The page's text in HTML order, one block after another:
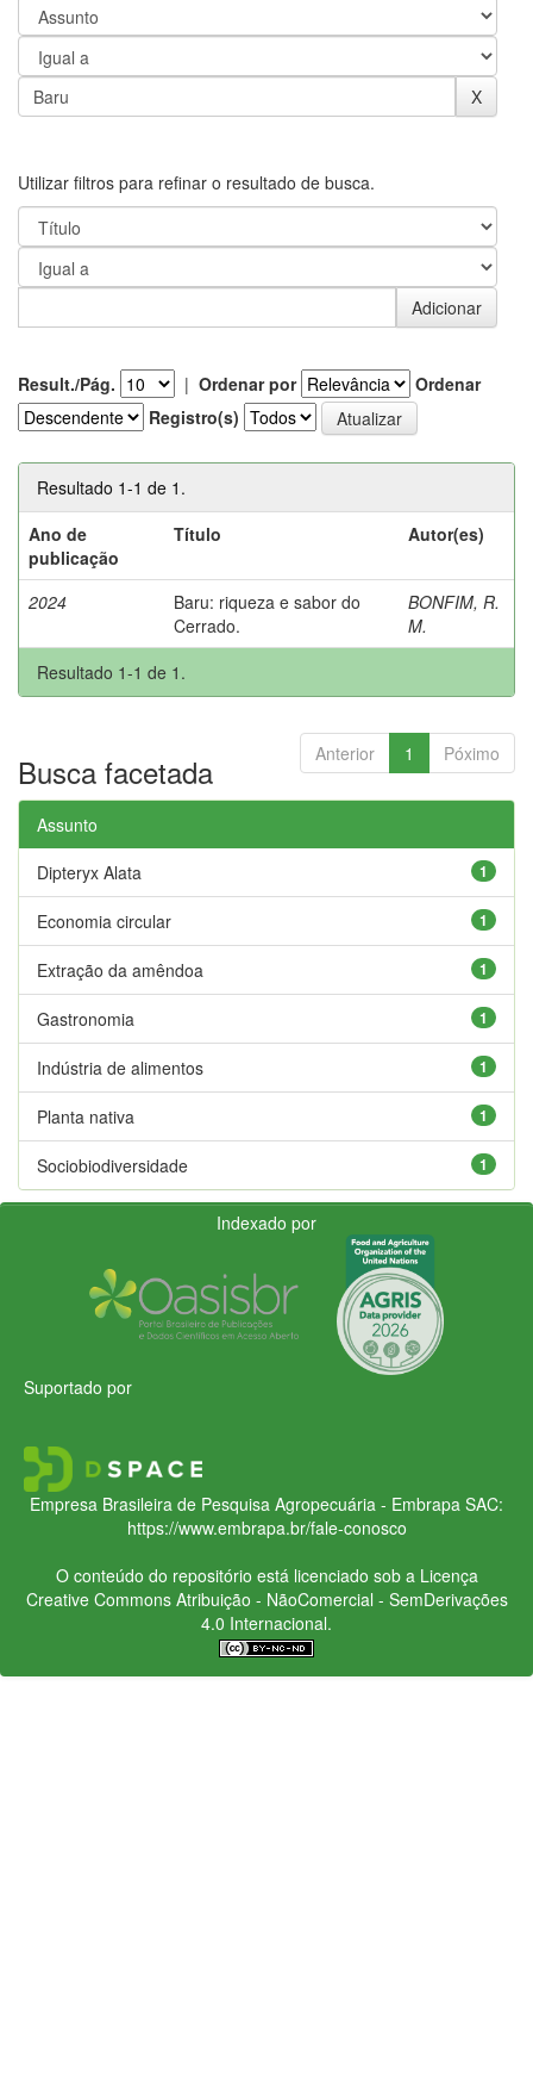
Utilizar filtros para refinar o resultado de busca.
Result./Pág. | Ordenar por
Ordenar
Registro(s)
Resultado 1-1 de 1.
Ano de
publicação
Título Autor(es)
2024
Baru: riqueza e sabor do
Cerrado.
BONFIM, R.
M.
Resultado 1-1 de 1.
Anterior 1 Póximo
Busca facetada
Assunto
1
Dipteryx Alata
1
Economia circular
1
Extração da amêndoa
1
Gastronomia
1
Indústria de alimentos
1
Planta nativa
1
Sociobiodiversidade
Indexado por
Suportado por
Empresa Brasileira de Pesquisa Agropecuária - Embrapa SAC:
https://www.embrapa.br/fale-conosco
O conteúdo do repositório está licenciado sob a Licença
Creative CommonsAtribuição - NãoComercial - SemDerivações
4.0 Internacional.